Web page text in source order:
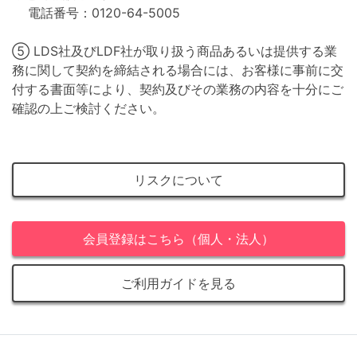
電話番号：0120-64-5005
⑤ LDS社及びLDF社が取り扱う商品あるいは提供する業
務に関して契約を締結される場合には、お客様に事前に交
付する書面等により、契約及びその業務の内容を十分にご
確認の上ご検討ください。
リスクについて
会員登録はこちら（個人・法人）
ご利用ガイドを見る